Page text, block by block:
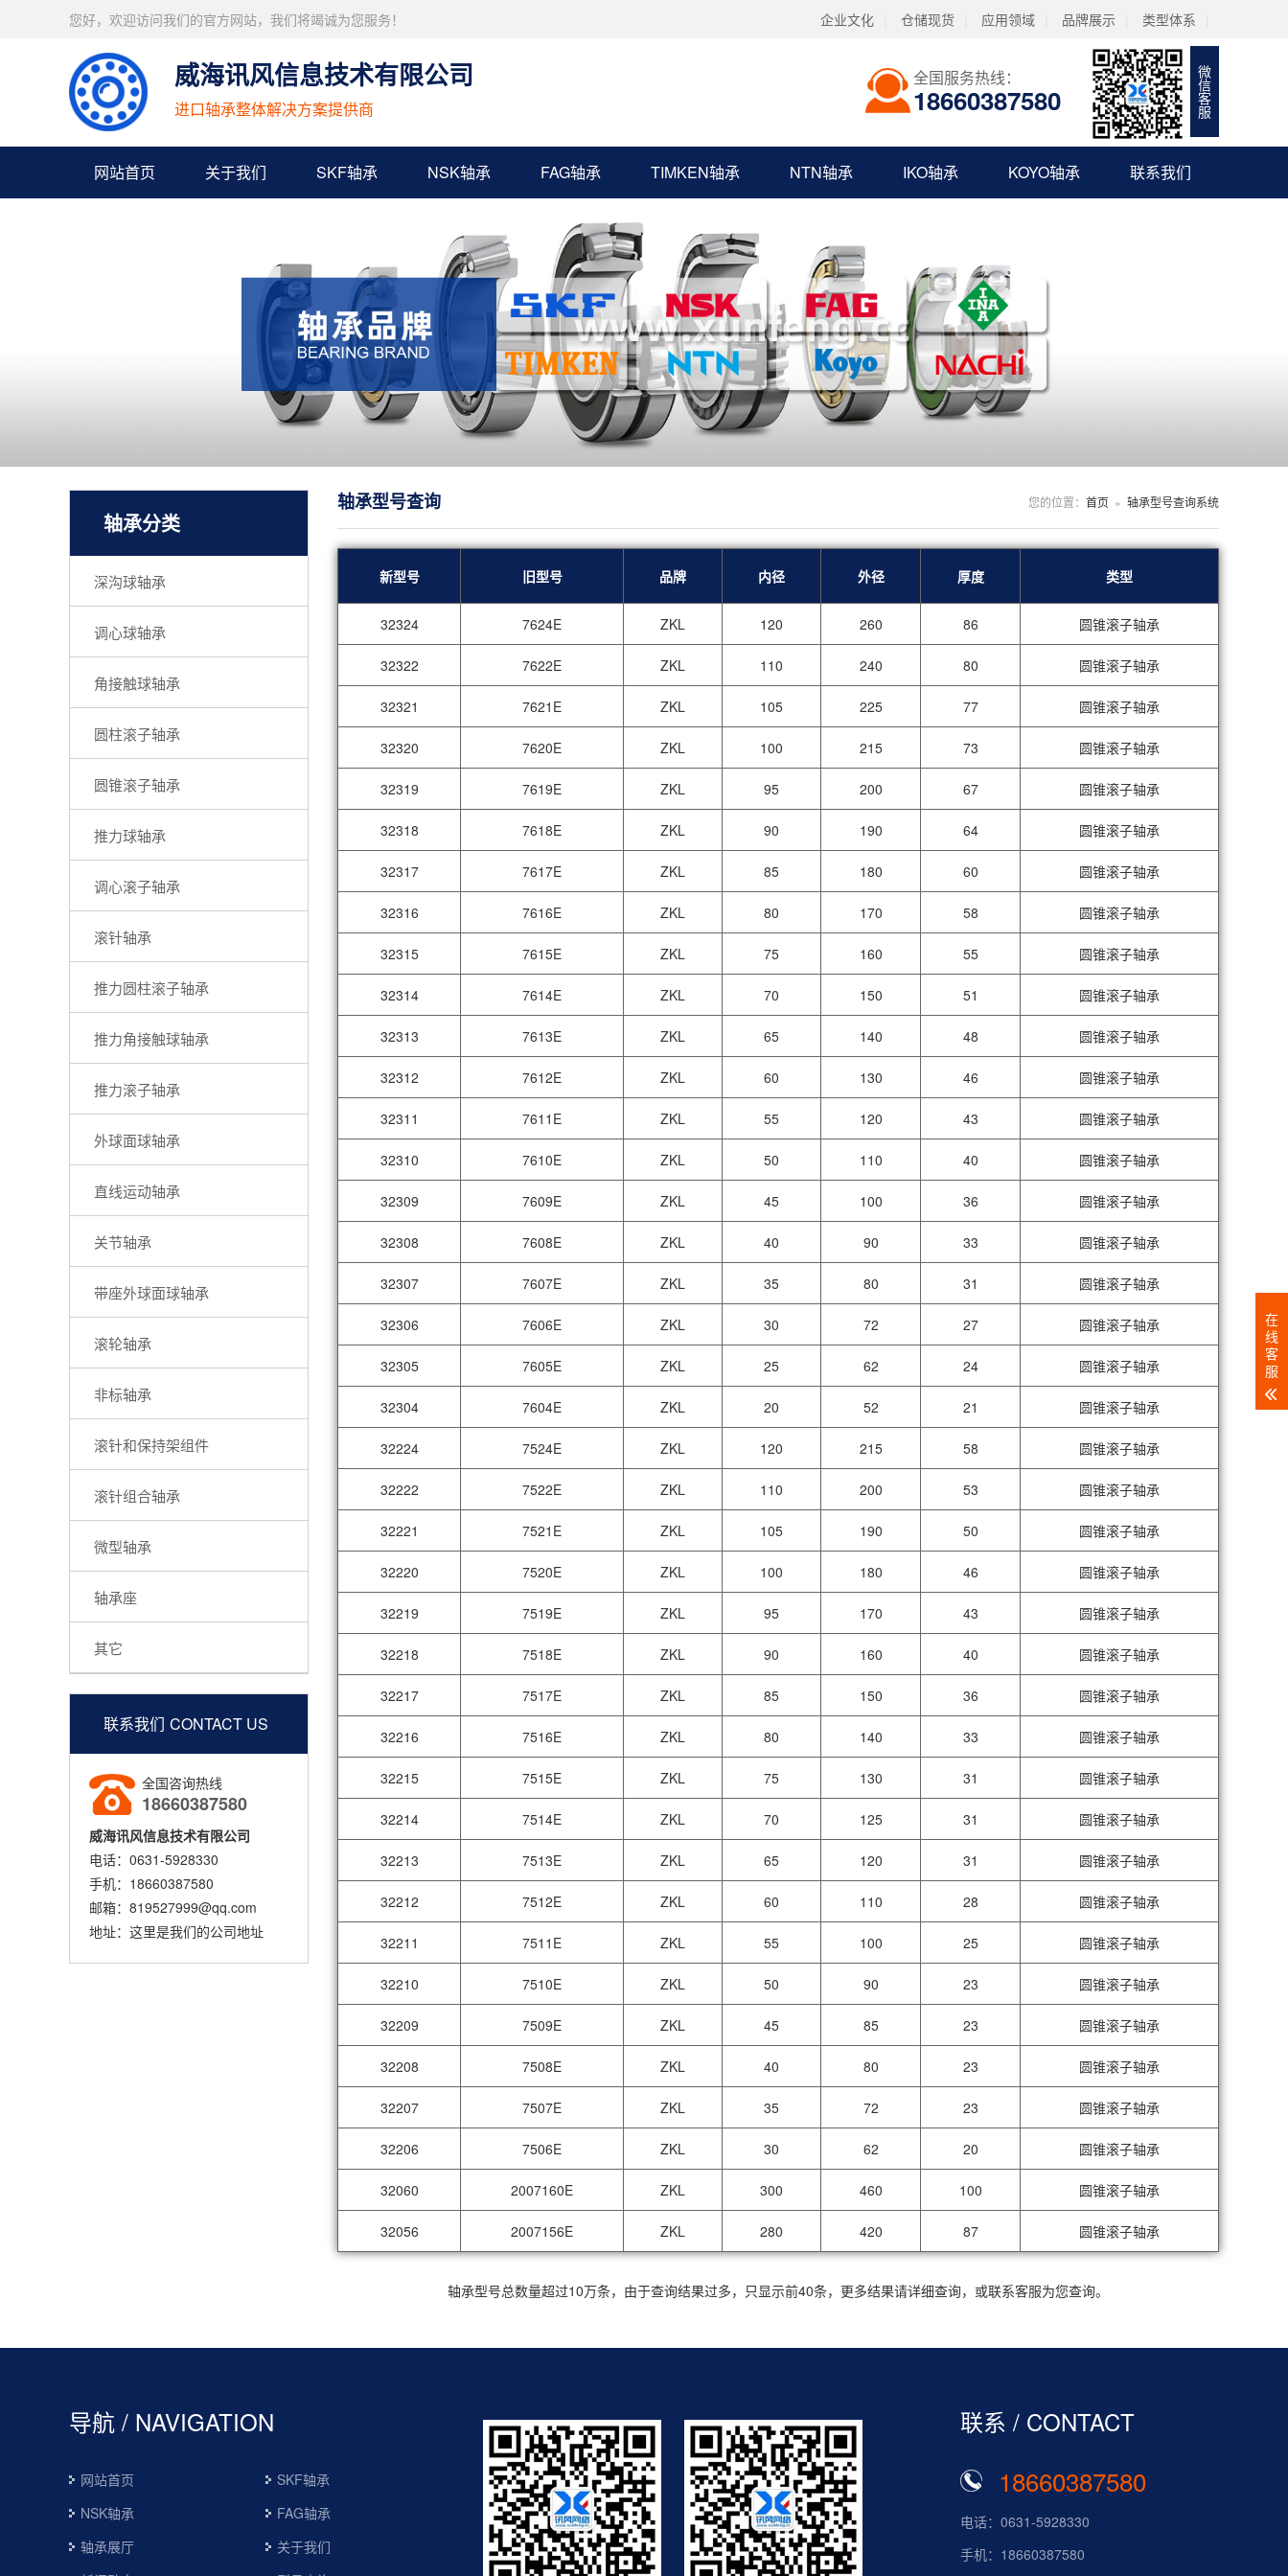
企业文化 仓储现货 应用领域 品牌展示 类型体系
您好，欢迎访问我们的官方网站，我们将竭诚为您服务！
威海讯风信息技术有限公司
进口轴承整体解决方案提供商 微信客服
全国服务热线：
18660387580
网站首页 关于我们 SKF轴承 NSK轴承 FAG轴承 TIMKEN轴承 NTN轴承 IKO轴承 KOYO轴承 联系我们
轴承分类
深沟球轴承
调心球轴承
角接触球轴承
圆柱滚子轴承
圆锥滚子轴承
推力球轴承
调心滚子轴承
滚针轴承
推力圆柱滚子轴承
推力角接触球轴承
推力滚子轴承
外球面球轴承
直线运动轴承
关节轴承
带座外球面球轴承
滚轮轴承
非标轴承
滚针和保持架组件
滚针组合轴承
微型轴承
轴承座
其它
联系我们 CONTACT US
全国咨询热线
18660387580
威海讯风信息技术有限公司
电话：0631-5928330
手机：18660387580
邮箱：819527999@qq.com
地址：这里是我们的公司地址
您的位置： 首页 » 轴承型号查询系统
轴承型号查询
新型号 旧型号 品牌 内径 外径 厚度 类型
32324 7624E ZKL 120 260 86 圆锥滚子轴承
32322 7622E ZKL 110 240 80 圆锥滚子轴承
32321 7621E ZKL 105 225 77 圆锥滚子轴承
32320 7620E ZKL 100 215 73 圆锥滚子轴承
32319 7619E ZKL 95 200 67 圆锥滚子轴承
32318 7618E ZKL 90 190 64 圆锥滚子轴承
32317 7617E ZKL 85 180 60 圆锥滚子轴承
32316 7616E ZKL 80 170 58 圆锥滚子轴承
32315 7615E ZKL 75 160 55 圆锥滚子轴承
32314 7614E ZKL 70 150 51 圆锥滚子轴承
32313 7613E ZKL 65 140 48 圆锥滚子轴承
32312 7612E ZKL 60 130 46 圆锥滚子轴承
32311 7611E ZKL 55 120 43 圆锥滚子轴承
32310 7610E ZKL 50 110 40 圆锥滚子轴承
32309 7609E ZKL 45 100 36 圆锥滚子轴承
32308 7608E ZKL 40 90 33 圆锥滚子轴承
32307 7607E ZKL 35 80 31 圆锥滚子轴承
32306 7606E ZKL 30 72 27 圆锥滚子轴承
32305 7605E ZKL 25 62 24 圆锥滚子轴承
32304 7604E ZKL 20 52 21 圆锥滚子轴承
32224 7524E ZKL 120 215 58 圆锥滚子轴承
32222 7522E ZKL 110 200 53 圆锥滚子轴承
32221 7521E ZKL 105 190 50 圆锥滚子轴承
32220 7520E ZKL 100 180 46 圆锥滚子轴承
32219 7519E ZKL 95 170 43 圆锥滚子轴承
32218 7518E ZKL 90 160 40 圆锥滚子轴承
32217 7517E ZKL 85 150 36 圆锥滚子轴承
32216 7516E ZKL 80 140 33 圆锥滚子轴承
32215 7515E ZKL 75 130 31 圆锥滚子轴承
32214 7514E ZKL 70 125 31 圆锥滚子轴承
32213 7513E ZKL 65 120 31 圆锥滚子轴承
32212 7512E ZKL 60 110 28 圆锥滚子轴承
32211 7511E ZKL 55 100 25 圆锥滚子轴承
32210 7510E ZKL 50 90 23 圆锥滚子轴承
32209 7509E ZKL 45 85 23 圆锥滚子轴承
32208 7508E ZKL 40 80 23 圆锥滚子轴承
32207 7507E ZKL 35 72 23 圆锥滚子轴承
32206 7506E ZKL 30 62 20 圆锥滚子轴承
32060 2007160E ZKL 300 460 100 圆锥滚子轴承
32056 2007156E ZKL 280 420 87 圆锥滚子轴承
轴承型号总数量超过10万条，由于查询结果过多，只显示前40条，更多结果请详细查询，或联系客服为您查询。
导航 / NAVIGATION
网站首页
SKF轴承
NSK轴承
FAG轴承
轴承展厅
关于我们
联系 / CONTACT
18660387580
电话：0631-5928330
手机：18660387580
在
线
客
服